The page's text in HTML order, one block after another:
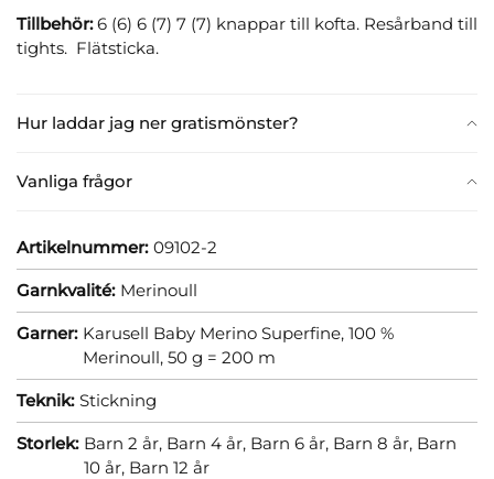
Hur laddar jag ner gratismönster?
Vanliga frågor
Tillbehör:6 (6) 6 (7) 7 (7) knappar till kofta. Resårband till
tights. Flätsticka.
Artikelnummer: 09102-2
Garnkvalité: Merinoull
Garner: Karusell Baby Merino Superfine, 100 %
Merinoull, 50 g = 200 m
Teknik: Stickning
Storlek: Barn 2 år, Barn 4 år, Barn 6 år, Barn 8 år, Barn
10 år, Barn 12 år